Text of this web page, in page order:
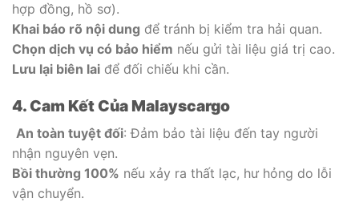
hợp đồng, hồ sơ).
Khai báo rõ nội dung để tránh bị kiểm tra hải quan.
Chọn dịch vụ có bảo hiểm nếu gửi tài liệu giá trị cao.
Lưu lại biên lai để đối chiếu khi cần.
4. Cam Kết Của Malayscargo
An toàn tuyệt đối: Đảm bảo tài liệu đến tay người
nhận nguyên vẹn.
Bồi thường 100% nếu xảy ra thất lạc, hư hỏng do lỗi
vận chuyển.